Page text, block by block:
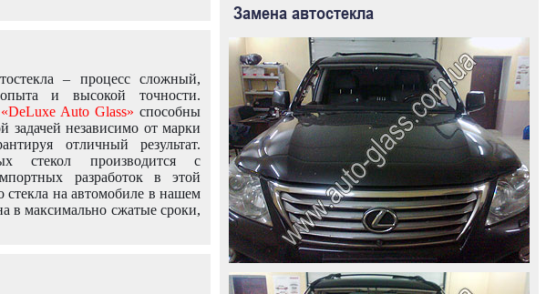
– процесс сложный,
и высокой точности.
«DeLuxe Auto Glass» способны
задачей независимо от марки
отличный результат.
стекол производится с
разработок в этой
стекла на автомобиле в нашем
в максимально сжатые сроки,
Замена автостекла